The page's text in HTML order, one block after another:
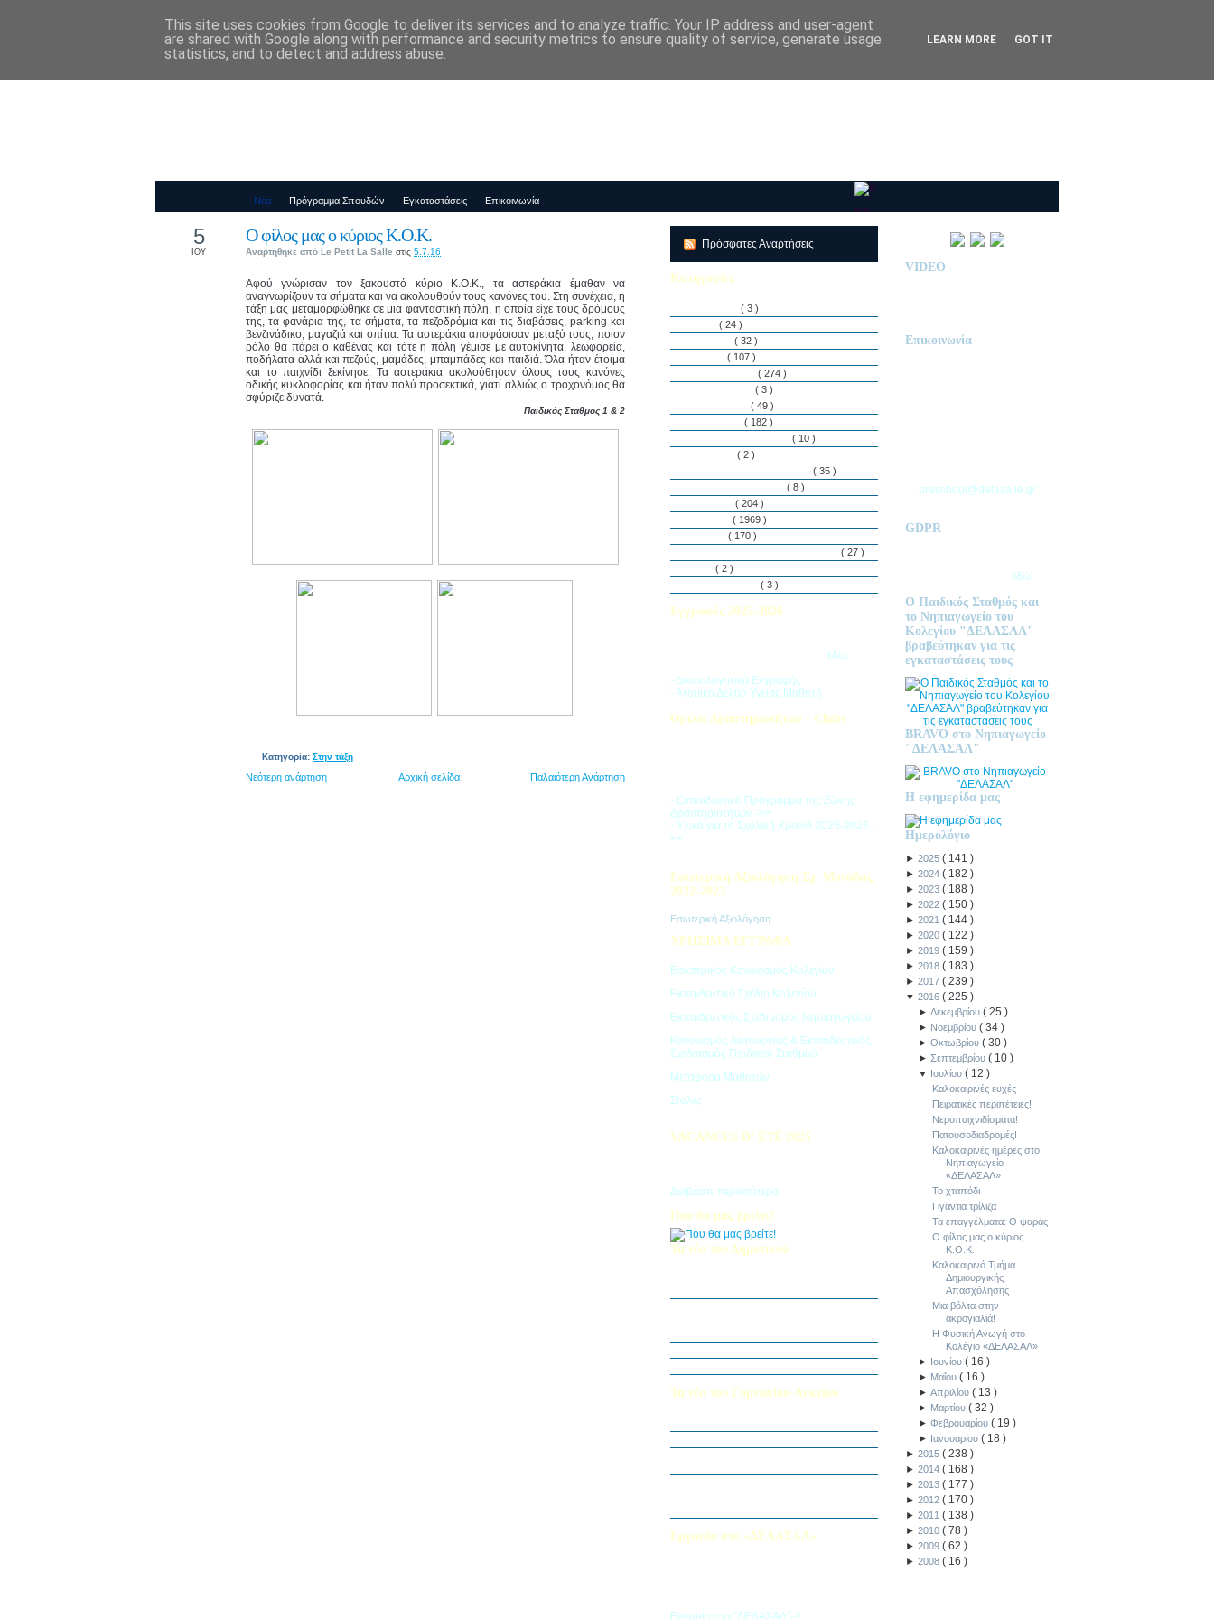
Παιδικός Σταθμός-Νηπιαγωγείο "ΔΕΛΑΣΑΛ"
Νέα Πρόγραμμα Σπουδών Εγκαταστάσεις Επικοινωνία
Ο φίλος μας ο κύριος Κ.Ο.Κ.
Αναρτήθηκε από Le Petit La Salle στις 5.7.16
5
ΙΟΥ
Αφού γνώρισαν τον ξακουστό κύριο Κ.Ο.Κ., τα αστεράκια έμαθαν να
αναγνωρίζουν τα σήματα και να ακολουθούν τους κανόνες του. Στη συνέχεια, η
τάξη μας μεταμορφώθηκε σε μια φανταστική πόλη, η οποία είχε τους δρόμους
της, τα φανάρια της, τα σήματα, τα πεζοδρόμια και τις διαβάσεις, parking και
βενζινάδικο, μαγαζιά και σπίτια. Τα αστεράκια αποφάσισαν μεταξύ τους, ποιον
ρόλο θα πάρει ο καθένας και τότε η πόλη γέμισε με αυτοκίνητα, λεωφορεία,
ποδήλατα αλλά και πεζούς, μαμάδες, μπαμπάδες και παιδιά. Όλα ήταν έτοιμα
και το παιχνίδι ξεκίνησε. Τα αστεράκια ακολούθησαν όλους τους κανόνες
οδικής κυκλοφορίας και ήταν πολύ προσεκτικά, γιατί αλλιώς ο τροχονόμος θα
σφύριζε δυνατά.
Παιδικός Σταθμός 1 & 2
Κατηγορία: Στην τάξη
Νεότερη ανάρτηση Παλαιότερη Ανάρτηση
Αρχική σελίδα
Πρόσφατες Αναρτήσεις
Κατηγορίες
( 3 )
( 24 )
( 32 )
( 107 )
( 274 )
( 3 )
( 49 )
( 182 )
( 10 )
( 2 )
( 35 )
( 8 )
( 204 )
( 1969 )
( 170 )
( 27 )
( 2 )
( 3 )
Εγγραφές 2025-2026
εδώ.
- Δικαιολογητικά Εγγραφής
- Ατομικό Δελτίο Υγείας Μαθητή
Όμιλοι Δραστηριοτήτων - Clubs
- Εκπαιδευτικό Πρόγραμμα της Ζώνης
Δραστηριοτήτων ->>
- Υλικά για τη Σχολική Χρονιά 2025-2026 -
>>
Εσωτερική Αξιολόγηση Σχ. Μονάδας
2022-2023
Εσωτερική Αξιολόγηση
ΧΡΗΣΙΜΑ ΕΓΓΡΑΦΑ
Εσωτερικός Κανονισμός Κολεγίου
Εκπαιδευτικό Σχέδιο Κολεγίου
Εκπαιδευτικός Σχεδιασμός Νηπιαγωγείου
Κανονισμός Λειτουργίας & Εκπαιδευτικός
Σχεδιασμός Παιδικού Σταθμού
Μεταφορά Μαθητών
Στολές
VACANCES D’ ÉTÉ 2025
Διαβάστε περισσότερα
Που θα μας βρείτε!
Τα νέα του Δημοτικού
Τα νέα του Γυμνασίου-Λυκείου
Εργασία στο «ΔΕΛΑΣΑΛ»
Εργασία στο "ΔΕΛΑΣΑΛ"->
VIDEO
Επικοινωνία
preschool@delasalle.gr
GDPR
εδώ
Ο Παιδικός Σταθμός και
το Νηπιαγωγείο του
Κολεγίου "ΔΕΛΑΣΑΛ"
βραβεύτηκαν για τις
εγκαταστάσεις τους
BRAVO στο Νηπιαγωγείο
"ΔΕΛΑΣΑΛ"
Η εφημερίδα μας
Ημερολόγιο
► 2025 ( 141 )
► 2024 ( 182 )
► 2023 ( 188 )
► 2022 ( 150 )
► 2021 ( 144 )
► 2020 ( 122 )
► 2019 ( 159 )
► 2018 ( 183 )
► 2017 ( 239 )
▼ 2016 ( 225 )
►Δεκεμβρίου(25)
► Νοεμβρίου(34)
►Οκτωβρίου(30)
►Σεπτεμβρίου( 10)
▼ Ιουλίου( 12)
Καλοκαιρινές ευχές
Πειρατικές περιπέτειες!
Νεροπαιχνιδίσματα!
Πατουσοδιαδρομές!
Καλοκαιρινές ημέρες στο
Νηπιαγωγείο
«ΔΕΛΑΣΑΛ»
Το χταπόδι
Γιγάντια τρίλιζα
Τα επαγγέλματα: Ο ψαράς
Ο φίλος μας ο κύριος
Κ.Ο.Κ.
Καλοκαιρινό Τμήμα
Δημιουργικής
Απασχόλησης
Μια βόλτα στην
ακρογιαλιά!
Η Φυσική Αγωγή στο
Κολέγιο «ΔΕΛΑΣΑΛ»
► Ιουνίου( 16)
► Μαΐου( 16)
►Απριλίου( 13)
► Μαρτίου(32)
►Φεβρουαρίου( 19)
► Ιανουαρίου( 18)
► 2015 ( 238 )
► 2014 ( 168 )
► 2013 ( 177 )
► 2012 ( 170 )
► 2011 ( 138 )
► 2010 ( 78 )
► 2009 ( 62 )
► 2008 ( 16 )
This site uses cookies from Google to deliver its services and to analyze traffic. Your IP address and user-agent
are shared with Google along with performance and security metrics to ensure quality of service, generate usage
statistics, and to detect and address abuse.
LEARN MORE GOT IT